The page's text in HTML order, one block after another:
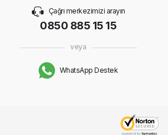
Çağrı merkezimizi arayın
0850 885 15 15
veya
WhatsApp Destek